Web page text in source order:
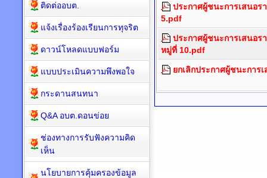
ประกาศผู้ชนะการเสนอ
5.pdf
ประกาศผู้ชนะการเสนอร
หมู่ที่ 10.pdf
ยกเลิกประกาศผู้ชนะการ
ติดต่ออบต.
แจ้งเรื่องร้องเรียนการทุจริต
ดาวน์โหลดแบบฟอร์ม
แบบประเมินความพึงพอใจ
กระดานสนทนา
Q&A อบต.ดอนข่อย
ช่องทางการรับฟังความคิด
เห็น
นโยบายการคุ้มครองข้อมูล